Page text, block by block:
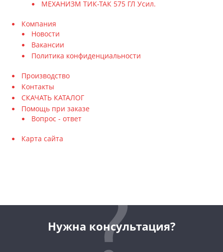
МЕХАНИЗМ ТИК-ТАК 575 ГЛ Усил.
Компания
Новости
Вакансии
Политика конфиденциальности
Производство
Контакты
СКАЧАТЬ КАТАЛОГ
Помощь при заказе
Вопрос - ответ
Карта сайта
Нужна консультация?